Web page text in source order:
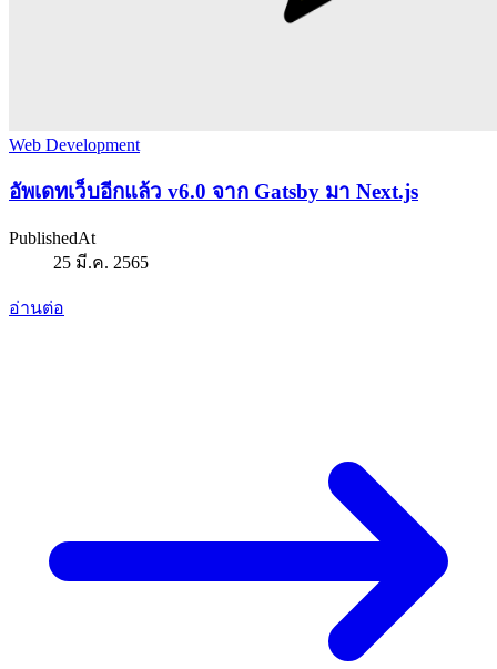
Web Development
อัพเดทเว็บอีกแล้ว v6.0 จาก Gatsby มา Next.js
PublishedAt
25 มี.ค. 2565
อ่านต่อ